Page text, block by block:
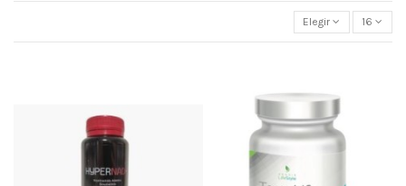
Elegir 16